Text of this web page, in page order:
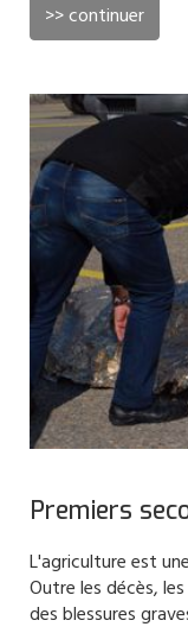
>> continuer
Premiers
L'agriculture est
Outre les décès,
des blessures